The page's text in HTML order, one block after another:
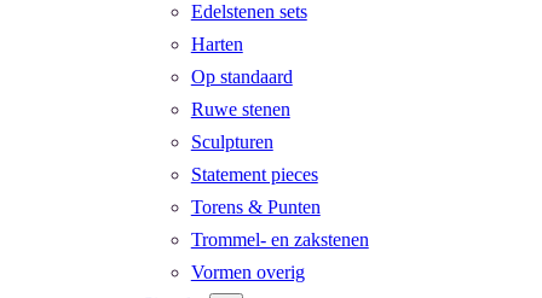
Edelstenen sets
Harten
Op standaard
Ruwe stenen
Sculpturen
Statement pieces
Torens & Punten
Trommel- en zakstenen
Vormen overig